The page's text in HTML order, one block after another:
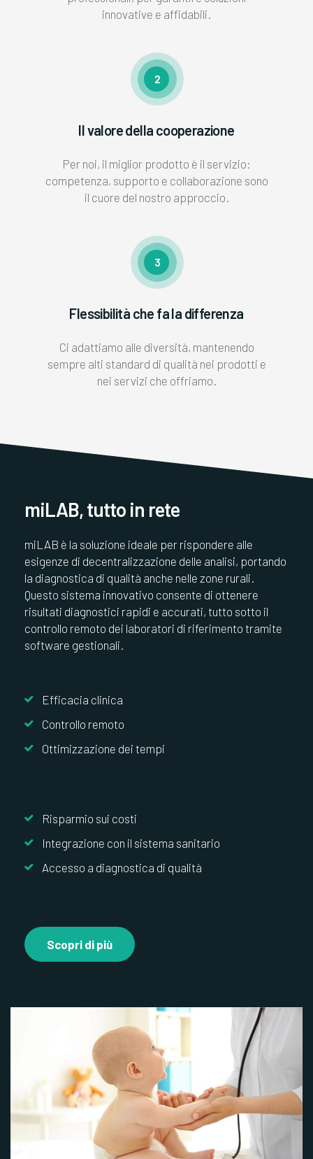
innovative e affidabili.
2
Il valore della cooperazione
Per noi, il miglior prodotto è il servizio:
competenza, supporto e collaborazione sono
il cuore del nostro approccio.
3
Flessibilità che fa la differenza
Ci adattiamo alle diversità, mantenendo
sempre alti standard di qualità nei prodotti e
nei servizi che offriamo.
miLAB, tutto in rete
miLAB è la soluzione ideale per rispondere alle
esigenze di decentralizzazione delle analisi, portando
la diagnostica di qualità anche nelle zone rurali.
Questo sistema innovativo consente di ottenere
risultati diagnostici rapidi e accurati, tutto sotto il
controllo remoto dei laboratori di riferimento tramite
software gestionali.
Efficacia clinica
Controllo remoto
Ottimizzazione dei tempi
Risparmio sui costi
Integrazione con il sistema sanitario
Accesso a diagnostica di qualità
Scopri di più